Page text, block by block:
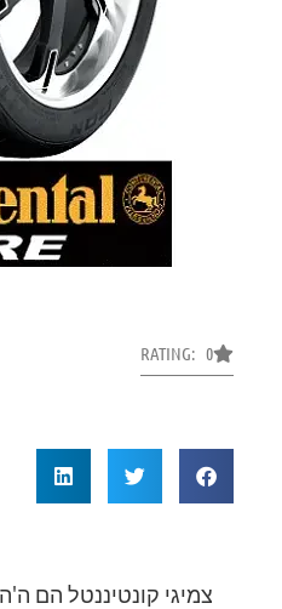
RATING: 0
צמיגי קונטיננטל הם